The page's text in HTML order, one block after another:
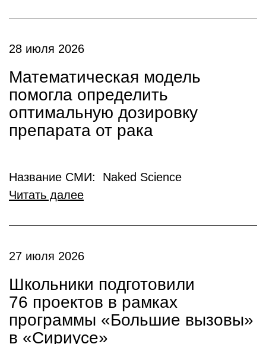
28 июля 2026
Математическая модель
помогла определить
оптимальную дозировку
препарата от рака
Название СМИ: Naked Science
Читать далее
27 июля 2026
Школьники подготовили
76 проектов в рамках
программы «Большие вызовы»
в «Сириусе»